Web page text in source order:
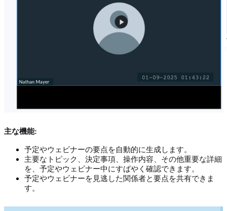
主な機能:
予定やウェビナーの要点を自動的に生成します。
主要なトピック、決定事項、操作内容、その他重要な詳細
を、予定やウェビナー中にすばやく確認できます。
予定やウェビナーを見逃した関係者と要点を共有できま
す。